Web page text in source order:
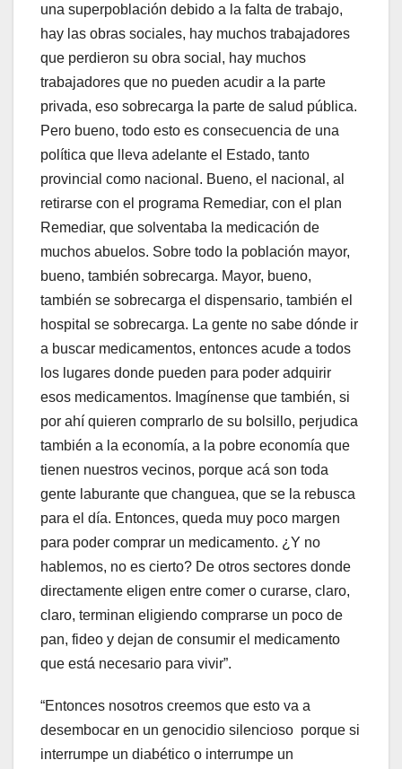
una superpoblación debido a la falta de trabajo,
hay las obras sociales, hay muchos trabajadores
que perdieron su obra social, hay muchos
trabajadores que no pueden acudir a la parte
privada, eso sobrecarga la parte de salud pública.
Pero bueno, todo esto es consecuencia de una
política que lleva adelante el Estado, tanto
provincial como nacional. Bueno, el nacional, al
retirarse con el programa Remediar, con el plan
Remediar, que solventaba la medicación de
muchos abuelos. Sobre todo la población mayor,
bueno, también sobrecarga. Mayor, bueno,
también se sobrecarga el dispensario, también el
hospital se sobrecarga. La gente no sabe dónde ir
a buscar medicamentos, entonces acude a todos
los lugares donde pueden para poder adquirir
esos medicamentos. Imagínense que también, si
por ahí quieren comprarlo de su bolsillo, perjudica
también a la economía, a la pobre economía que
tienen nuestros vecinos, porque acá son toda
gente laburante que changuea, que se la rebusca
para el día. Entonces, queda muy poco margen
para poder comprar un medicamento. ¿Y no
hablemos, no es cierto? De otros sectores donde
directamente eligen entre comer o curarse, claro,
claro, terminan eligiendo comprarse un poco de
pan, fideo y dejan de consumir el medicamento
que está necesario para vivir”.
“Entonces nosotros creemos que esto va a
desembocar en un genocidio silencioso porque si
interrumpe un diabético o interrumpe un